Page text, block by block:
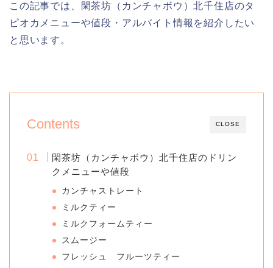
この記事では、閑茶坊（カンチャボウ）北千住店のタ
ピオカメニューや値段・アルバイト情報を紹介したい
と思います。
CLOSE
Contents
閑茶坊（カンチャボウ）北千住店のドリン
クメニューや値段
カンチャストレート
ミルクティー
ミルクフォームティー
スムージー
フレッシュ フルーツティー